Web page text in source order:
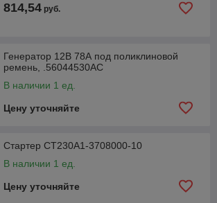
814,54 руб.
Генератор 12В 78А под поликлиновой
ремень, .56044530АС
В наличии 1 ед.
Цену уточняйте
Стартер СТ230А1-3708000-10
В наличии 1 ед.
Цену уточняйте